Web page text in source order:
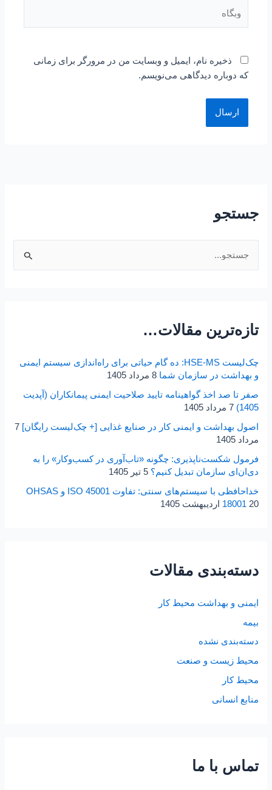
جستجو
و
ر
ا
ی
تازه‌ترین مقالات…
چک‌لیست HSE-MS: ده گام حیاتی برای راه‌اندازی سیستم ایمنی
و بهداشت در سازمان شما 8 مرداد 1405
صفر تا صد اخذ گواهینامه تایید صلاحیت ایمنی پیمانکاران (آپدیت
1405) 7 مرداد 1405
اصول بهداشت و ایمنی کار در صنایع غذایی [+ چک‌لیست رایگان] 7
مرداد 1405
فرمول شکست‌ناپذیری: چگونه «تاب‌آوری در کسب‌و‌کار» را به
دی‌ان‌ای سازمان تبدیل کنیم؟ 5 تیر 1405
خداحافظی با سیستم‌های سنتی: تفاوت ISO 45001 و OHSAS
18001 20 اردیبهشت 1405
دسته‌بندی مقالات
ایمنی و بهداشت محیط کار
بیمه
دسته‌بندی نشده
محیط زیست و صنعت
محیط کار
منابع انسانی
تماس با ما
ذخیره نام، ایمیل و وبسایت من در مرورگر برای زمانی
که دوباره دیدگاهی می‌نویسم.